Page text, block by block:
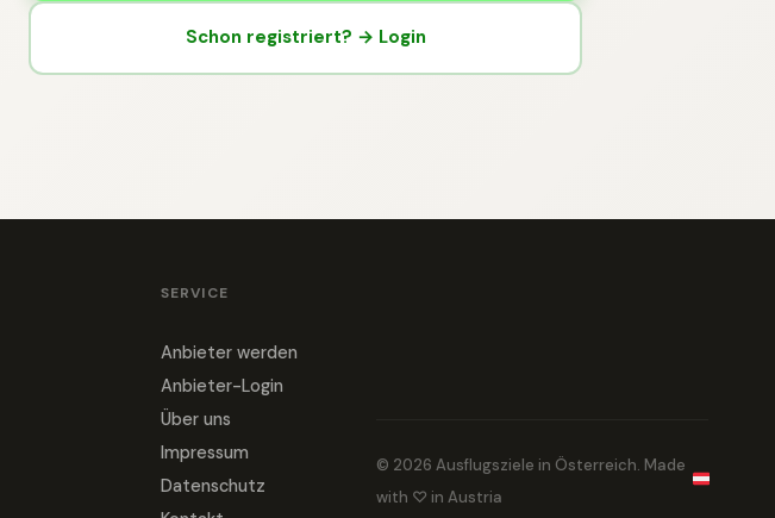
Schon registriert? → Login
SERVICE
Anbieter werden
Anbieter-Login
Über uns
Impressum
Datenschutz
© 2026 Ausflugsziele in Österreich. Made
with ♡ in Austria